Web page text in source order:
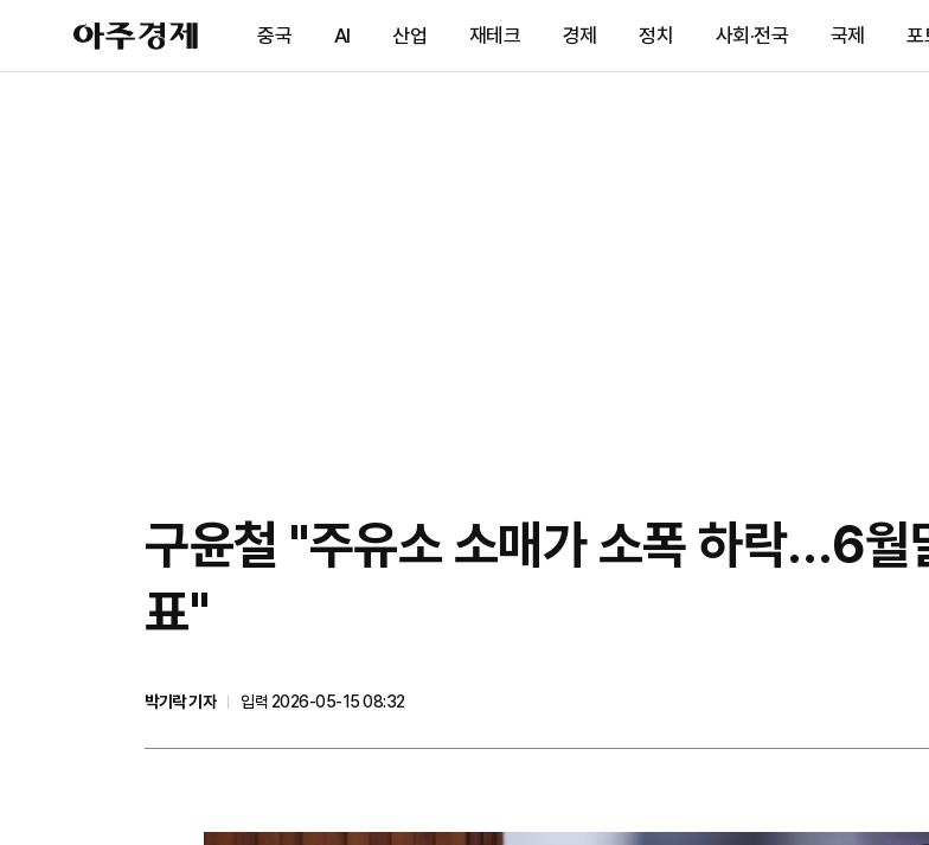
아
주
제
중국 AI 산업 재테크 경제 정치 사회·전국 국제 포
구윤철 "주유소 소매가 소폭 하락…6월
표"
박기락 기자
입력 2026-05-15 08:32